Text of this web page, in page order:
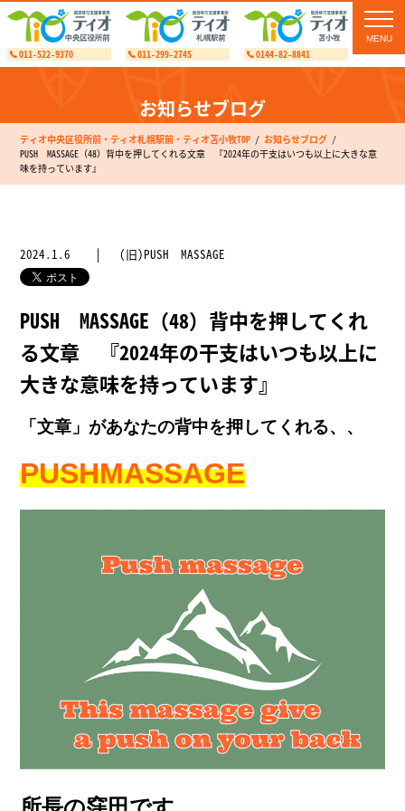
011-522-9370 011-299-2745 0144-82-8841
お知らせブログ
ティオ中央区役所前・ティオ札幌駅前・ティオ苫小牧TOP
お知らせブログ
PUSH MASSAGE（48）背中を押してくれる文章 『2024年の干支はいつも以上に大きな意
味を持っています』
2024.1.6 (旧)PUSH MASSAGE
PUSH MASSAGE（48）背中を押してくれ
る文章 『2024年の干支はいつも以上に
大きな意味を持っています』
「文章」があなたの背中を押してくれる、、
PUSHMASSAGE